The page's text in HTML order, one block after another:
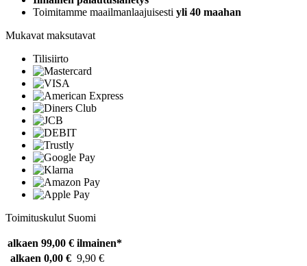
Toimitamme maailmanlaajuisesti yli 40 maahan
Mukavat maksutavat
Tilisiirto
Toimituskulut Suomi
alkaen 99,00 € ilmainen*
alkaen 0,00 € 9,90 €